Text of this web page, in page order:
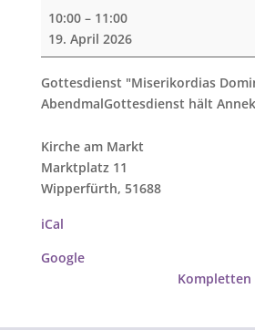
Gottesdienst
"Miserikordias
Domini"
Kindergottesdienst
10:00 – 11:00
19. April 2026
Gottesdienst "Miserikordias
AbendmalGottesdienst hält
Kirche am Markt
Marktplatz 11
Wipperfürth, 51688
iCal
Google
Kompletten